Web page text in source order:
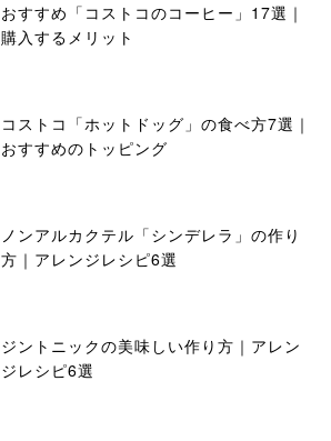
おすすめ「コストコのコーヒー」17選｜
購入するメリット
コストコ「ホットドッグ」の食べ方7選｜
おすすめのトッピング
ノンアルカクテル「シンデレラ」の作り
方｜アレンジレシピ6選
ジントニックの美味しい作り方｜アレン
ジレシピ6選